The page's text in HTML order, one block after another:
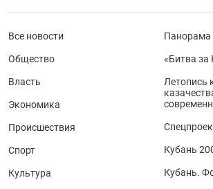
Все новости
Общество
Власть
Экономика
Происшествия
Спорт
Культура
Панорама
«Битва за
Летопись
Кубань
Кубань.